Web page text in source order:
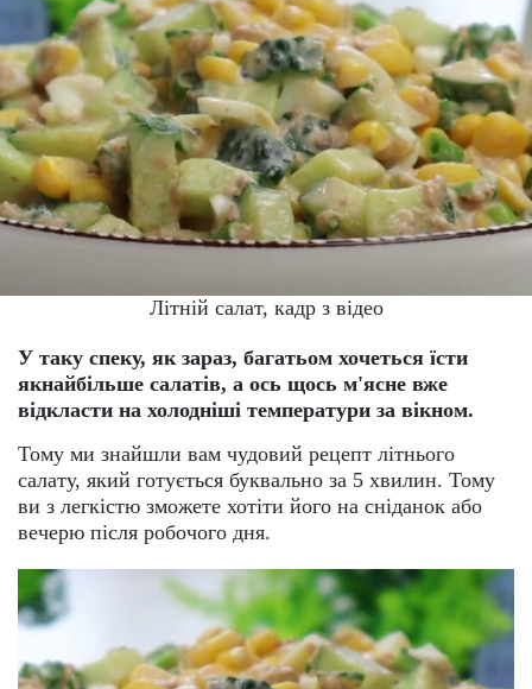
Літній салат, кадр з відео
У таку спеку, як зараз, багатьом хочеться їсти
якнайбільше салатів, а ось щось м'ясне вже
відкласти на холодніші температури за вікном.
Тому ми знайшли вам чудовий рецепт літнього
салату, який готується буквально за 5 хвилин. Тому
ви з легкістю зможете хотіти його на сніданок або
вечерю після робочого дня.